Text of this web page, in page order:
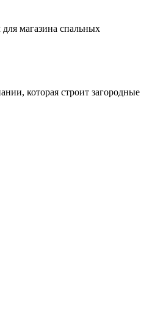
магазина спальных
которая строит загородные